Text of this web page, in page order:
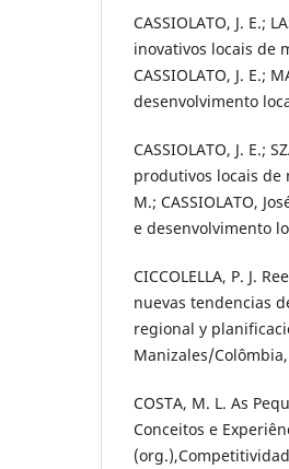
CASSIOLATO, J. E.;
inovativos locais de
CASSIOLATO, J. E.;
desenvolvimento
CASSIOLATO, J. E.;
produtivos locais de
M.; CASSIOLATO,
e desenvolvimento
CICCOLELLA, P. J.
nuevas tendencias
regional y
Manizales/
COSTA, M. L. As
Conceitos e